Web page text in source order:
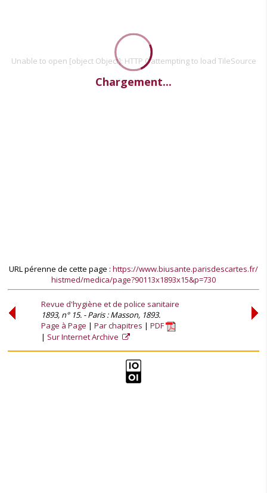
Unable to open [object Object]: HTTP 0 attempting to load TileSource
Chargement...
URL pérenne de cette page : https://www.biusante.parisdescartes.fr/
histmed/medica/page?90113x1893x15&p=730
Revue d'hygiène et de police sanitaire
1893, n° 15. - Paris : Masson, 1893.
Page à Page
Par chapitres
PDF
Sur Internet Archive